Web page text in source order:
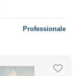
Professionale